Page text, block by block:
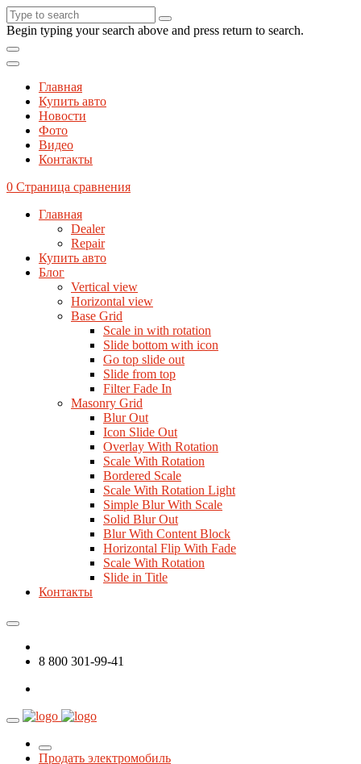
Begin typing your search above and press return to search.
Главная
Купить авто
Новости
Фото
Видео
Контакты
0 Страница сравнения
Главная
Dealer
Repair
Купить авто
Блог
Vertical view
Horizontal view
Base Grid
Scale in with rotation
Slide bottom with icon
Go top slide out
Slide from top
Filter Fade In
Masonry Grid
Blur Out
Icon Slide Out
Overlay With Rotation
Scale With Rotation
Bordered Scale
Scale With Rotation Light
Simple Blur With Scale
Solid Blur Out
Blur With Content Block
Horizontal Flip With Fade
Scale With Rotation
Slide in Title
Контакты
8 800 301-99-41
Продать электромобиль